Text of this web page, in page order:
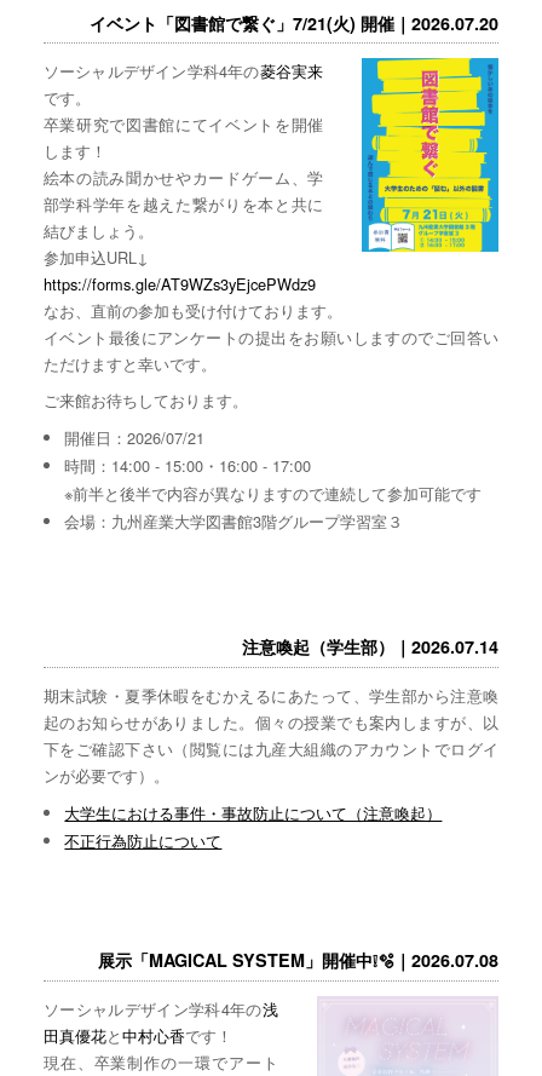
イベント「図書館で繋ぐ」7/21(火) 開催｜2026.07.20
ソーシャルデザイン学科4年の菱谷実来
です。
卒業研究で図書館にてイベントを開催
します！
絵本の読み聞かせやカードゲーム、学
部学科学年を越えた繋がりを本と共に
結びましょう。
参加申込URL↓
https://forms.gle/AT9WZs3yEjcePWdz9
なお、直前の参加も受け付けております。
イベント最後にアンケートの提出をお願いしますのでご回答い
ただけますと幸いです。
ご来館お待ちしております。
開催日：2026/07/21
時間：14:00 - 15:00・16:00 - 17:00
※前半と後半で内容が異なりますので連続して参加可能です
会場：九州産業大学図書館3階グループ学習室３
注意喚起（学生部）｜2026.07.14
期末試験・夏季休暇をむかえるにあたって、学生部から注意喚
起のお知らせがありました。個々の授業でも案内しますが、以
下をご確認下さい（閲覧には九産大組織のアカウントでログイ
ンが必要です）。
大学生における事件・事故防止について（注意喚起）
不正行為防止について
展示「MAGICAL SYSTEM」開催中❕🫧｜2026.07.08
ソーシャルデザイン学科4年の浅
田真優花と中村心香です！
現在、卒業制作の一環でアート